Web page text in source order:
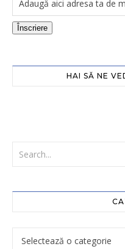
Înscriere
HAI SĂ NE